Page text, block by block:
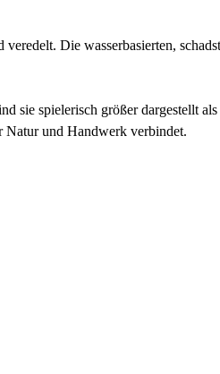
Die wasserbasierten,
sie spielerisch größer dargestellt
Natur und Handwerk verbindet.